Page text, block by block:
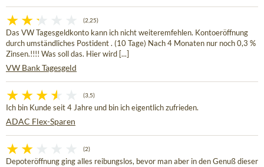
(2,25)
Das VW Tagesgeldkonto kann ich nicht weiteremfehlen. Kontoeröffnung
durch umständliches Postident . (10 Tage) Nach 4 Monaten nur noch 0,3 %
Zinsen.!!!! Was soll das. Hier wird [...]
VW Bank Tagesgeld
(3,5)
Ich bin Kunde seit 4 Jahre und bin ich eigentlich zufrieden.
ADAC Flex-Sparen
(2)
Depoteröffnung ging alles reibungslos, bevor man aber in den Genuß dieser